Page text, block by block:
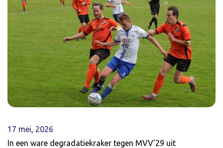
17 mei, 2026
In een ware degradatiekraker tegen MVV’29 uit